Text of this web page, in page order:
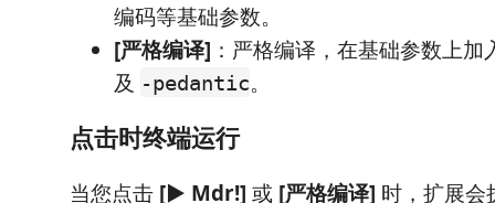
编码等基础参数。
[严格编译] ：严格编译，在基础参数上
及 -pedantic。
点击时终端运行
当您点击 [▶ Mdr!] 或 [严格编译] 时，扩展会